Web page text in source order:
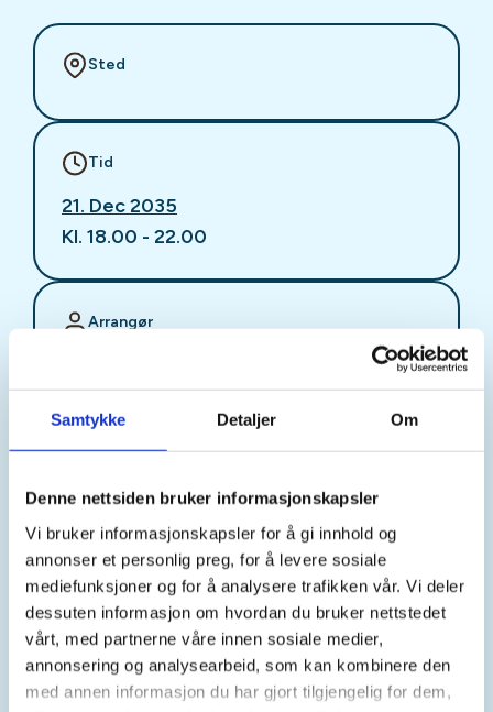
Samtykke Detaljer Om
Denne nettsiden bruker informasjonskapsler
Vi bruker informasjonskapsler for å gi innhold og
annonser et personlig preg, for å levere sosiale
mediefunksjoner og for å analysere trafikken vår. Vi deler
dessuten informasjon om hvordan du bruker nettstedet
vårt, med partnerne våre innen sosiale medier,
annonsering og analysearbeid, som kan kombinere den
med annen informasjon du har gjort tilgjengelig for dem,
Sted
Tid
21. Dec 2035
Kl. 18.00 - 22.00
Arrangør
Kontaktperson
sjffung@outlook.com
Fast fredagsmøte i
Ungdomsutvalget SJFF
(SJFFU)